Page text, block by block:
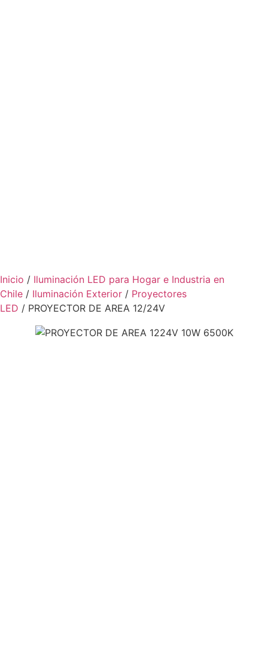
Inicio / Iluminación LED para Hogar e Industria en
Chile / Iluminación Exterior / Proyectores
LED / PROYECTOR DE AREA 12/24V